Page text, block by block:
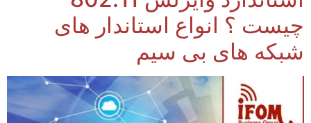
چیست ؟ انواع استاندار های
شبکه های بی سیم